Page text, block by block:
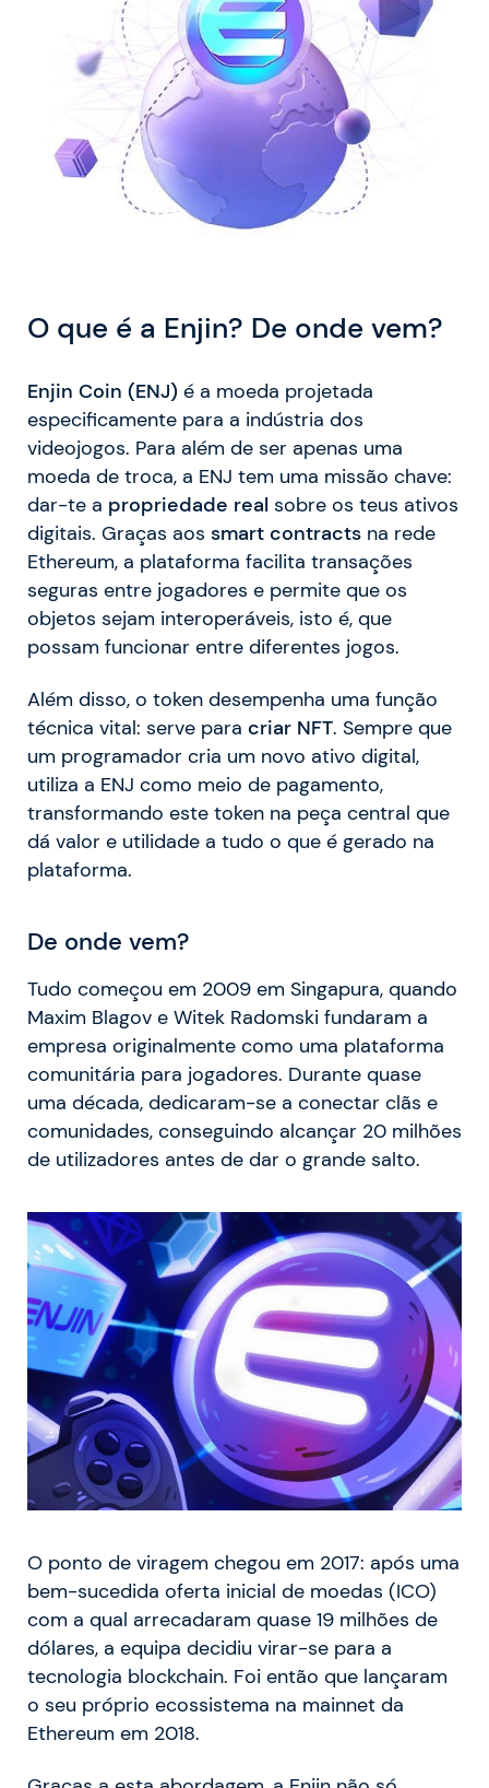
O que é a Enjin? De onde vem?
Enjin Coin (ENJ) é a moeda projetada
especificamente para a indústria dos
videojogos. Para além de ser apenas uma
moeda de troca, a ENJ tem uma missão chave:
dar-te a propriedade real sobre os teus ativos
digitais. Graças aos smart contracts na rede
Ethereum, a plataforma facilita transações
seguras entre jogadores e permite que os
objetos sejam interoperáveis, isto é, que
possam funcionar entre diferentes jogos.
Além disso, o token desempenha uma função
técnica vital: serve para criar NFT. Sempre que
um programador cria um novo ativo digital,
utiliza a ENJ como meio de pagamento,
transformando este token na peça central que
dá valor e utilidade a tudo o que é gerado na
plataforma.
De onde vem?
Tudo começou em 2009 em Singapura, quando
Maxim Blagov e Witek Radomski fundaram a
empresa originalmente como uma plataforma
comunitária para jogadores. Durante quase
uma década, dedicaram-se a conectar clãs e
comunidades, conseguindo alcançar 20 milhões
de utilizadores antes de dar o grande salto.
O ponto de viragem chegou em 2017: após uma
bem-sucedida oferta inicial de moedas (ICO)
com a qual arrecadaram quase 19 milhões de
dólares, a equipa decidiu virar-se para a
tecnologia blockchain. Foi então que lançaram
o seu próprio ecossistema na mainnet da
Ethereum em 2018.